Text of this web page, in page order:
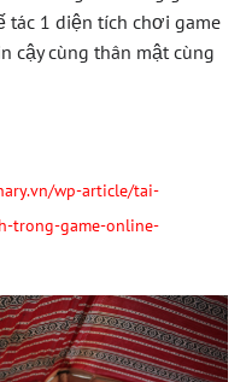
tác 1 diện tích chơi game
cậy cùng thân mật cùng
wp-article/tai-
trong-game-online-